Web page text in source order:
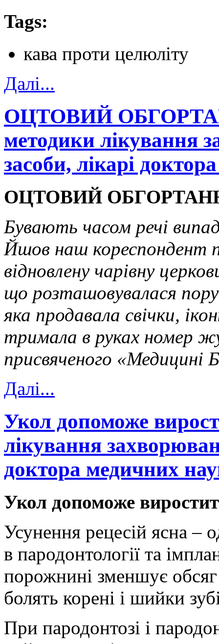
Tags:
кава проти целюліту
Далi...
ОЦТОВИЙ
методики лікування
засоби, лікарі
ОЦТОВИЙ
Бувають часом речі
Йшов наш кореспондент
відновлену чарівну
що розташовувалася
яка продавала свічки,
тримала в руках номер
присвяченого «Медицині
Далi...
Укол допоможе
лікування
доктора медичних
Укол допоможе
Усунення рецесій ясна –
в пародонтології та
порожнині зменшує
болять корені і шийки
При пародонтозі і